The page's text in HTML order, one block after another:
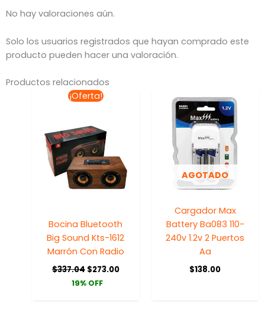
No hay valoraciones aún.
Solo los usuarios registrados que hayan comprado este
producto pueden hacer una valoración.
Productos relacionados
¡Oferta!
Bocina Bluetooth
Big Sound Kts-1612
Marrón Con Radio
$337.04
El
precio
era:
$337.04.
$273.00
19% OFF
AGOTADO
Cargador Max
Battery Ba083 110-
240v 1.2v 2 Puertos
Aa
$138.00